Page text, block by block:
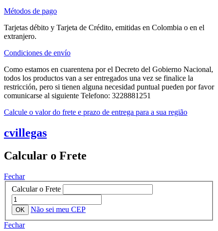
Métodos de pago
Tarjetas débito y Tarjeta de Crédito, emitidas en Colombia o en el
extranjero.
Condiciones de envío
Como estamos en cuarentena por el Decreto del Gobierno Nacional,
todos los productos van a ser entregados una vez se finalice la
restricción, pero si tienen alguna necesidad puntual pueden por favor
comunicarse al siguiente Telefono: 3228881251
Calcule o valor do frete e prazo de entrega para a sua região
cvillegas
Calcular o Frete
Fechar
Calcular o Frete
Não sei meu CEP
Fechar